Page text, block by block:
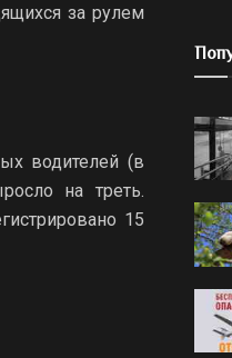
за рулем
водителей (в
на треть.
15